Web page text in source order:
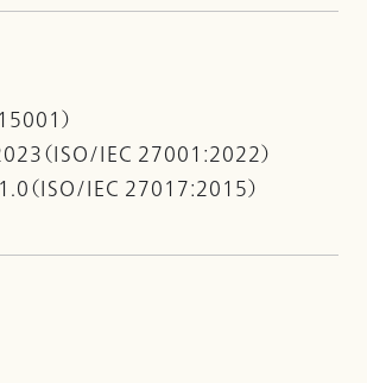
）
（ISO/IEC 27001:2022）
（ISO/IEC 27017:2015）